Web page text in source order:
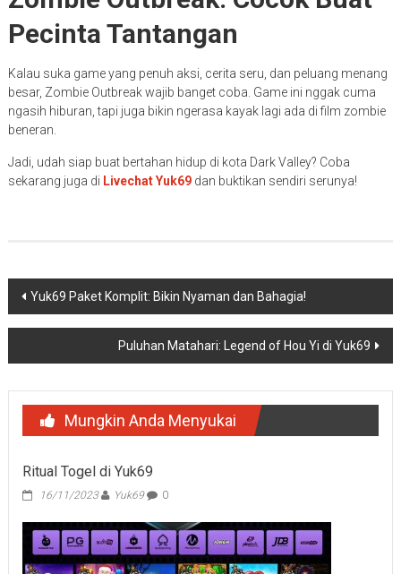
Pecinta Tantangan
Kalau suka game yang penuh aksi, cerita seru, dan peluang menang
besar, Zombie Outbreak wajib banget coba. Game ini nggak cuma
ngasih hiburan, tapi juga bikin ngerasa kayak lagi ada di film zombie
beneran.
Jadi, udah siap buat bertahan hidup di kota Dark Valley? Coba
sekarang juga di Livechat Yuk69dan buktikan sendiri serunya!
Navigasi
pos
Yuk69 Paket Komplit: Bikin Nyaman dan Bahagia!
Puluhan Matahari: Legend of Hou Yi di Yuk69
Mungkin Anda Menyukai
Ritual Togel di Yuk69
16/11/2023 Yuk69 0